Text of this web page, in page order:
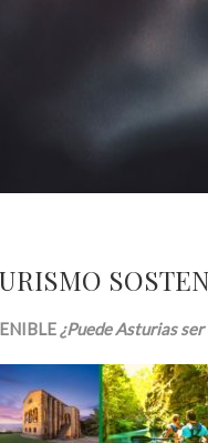
¿Puede Asturias